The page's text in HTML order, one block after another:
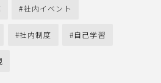
社内イベント
社内制度 自己学習